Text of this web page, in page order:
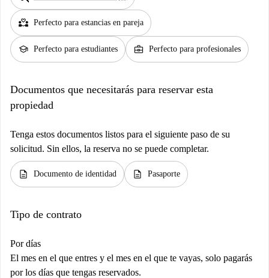
partner_heart Perfecto para estancias en pareja
school Perfecto para estudiantes business_center Perfecto para profesionales
Documentos que necesitarás para reservar esta
propiedad
Tenga estos documentos listos para el siguiente paso de su
solicitud. Sin ellos, la reserva no se puede completar.
description Documento de identidad description Pasaporte
Tipo de contrato
Por días
El mes en el que entres y el mes en el que te vayas, solo pagarás
por los días que tengas reservados.